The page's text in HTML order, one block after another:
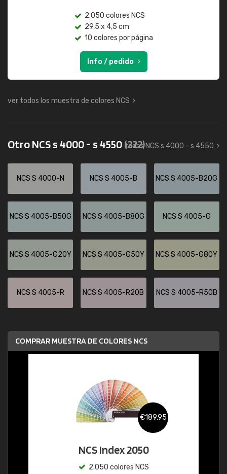
2.050 colores NCS
29,5 x 4,5 cm
10 colores por página
Info / pedido
ver todos los muestra de colores NCS
Otro NCS s 4000 - s 4550(222)
todos NCS s 4000 - s 4550
NCS S 4000-N NCS S 4005-B NCS S 4005-B20G
NCS S 4005-B50G NCS S 4005-B80G NCS S 4005-G
NCS S 4005-G20Y NCS S 4005-G50Y NCS S 4005-G80Y
NCS S 4005-R NCS S 4005-R20B NCS S 4005-R50B
COMPRAR MUESTRA DE COLORES NCS
€189,95
NCS Index 2050
2.050 colores NCS